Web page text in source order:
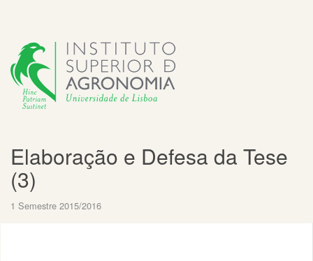
Elaboração e Defesa da Tese
(3)
1 Semestre 2015/2016